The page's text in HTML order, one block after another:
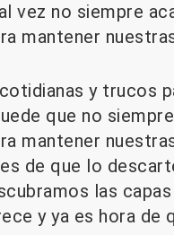
vez no siempre
mantener
y trucos
que no
mantener
de que lo
las
y ya es hora de